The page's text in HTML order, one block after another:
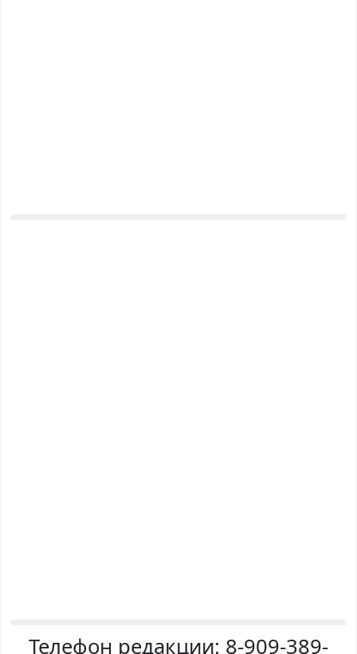
Телефон редакции: 8-909-389-